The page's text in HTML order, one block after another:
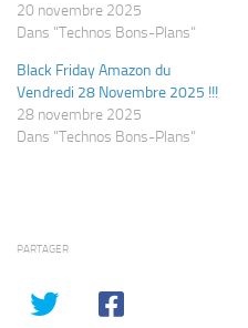
20 novembre 2025
Dans "Technos Bons-Plans"
Black Friday Amazon du
Vendredi 28 Novembre 2025 !!!
28 novembre 2025
Dans "Technos Bons-Plans"
PARTAGER